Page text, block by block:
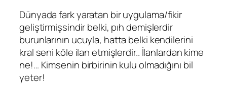
Dünyada fark yaratan bir uygulama/fikir
geliştirmişsindir belki, pıh demişlerdir
burunlarının ucuyla, hatta belki kendilerini
kral seni köle ilan etmişlerdir.. İlanlardan kime
ne!… Kimsenin birbirinin kulu olmadığını bil
yeter!